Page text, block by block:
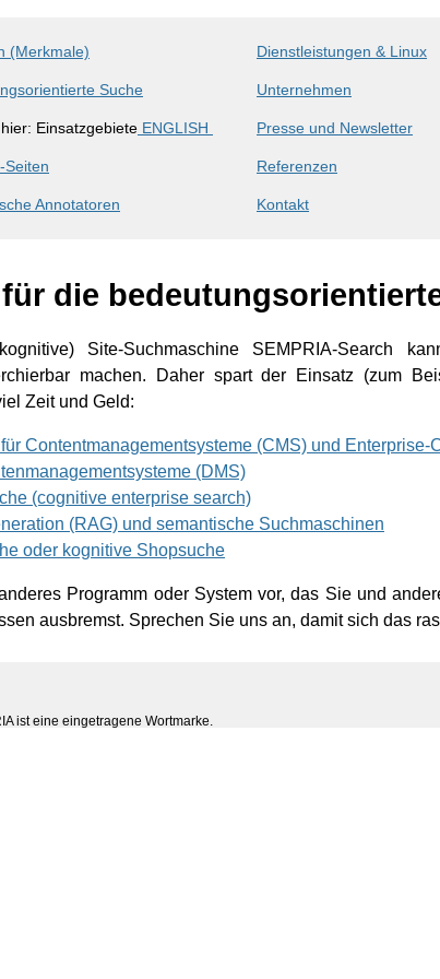
(Merkmale)
Suche
Einsatzgebiete ENGLISH
Seiten
Annotatoren
Dienstleistungen & Linux
Unternehmen
Presse und Newsletter
Referenzen
Kontakt
die
Site-Suchmaschine SEMPRIA-Search
machen. Daher spart der Einsatz (zum
Zeit und Geld:
Contentmanagementsysteme (CMS) und Enterprise-
(DMS)
(cognitive enterprise search)
(RAG) und semantische Suchmaschinen
oder kognitive Shopsuche
Programm oder System vor, das Sie und
ausbremst. Sprechen Sie uns an, damit sich das
ist eine eingetragene Wortmarke.